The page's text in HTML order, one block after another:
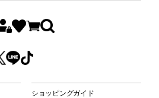
ショッピングガイド